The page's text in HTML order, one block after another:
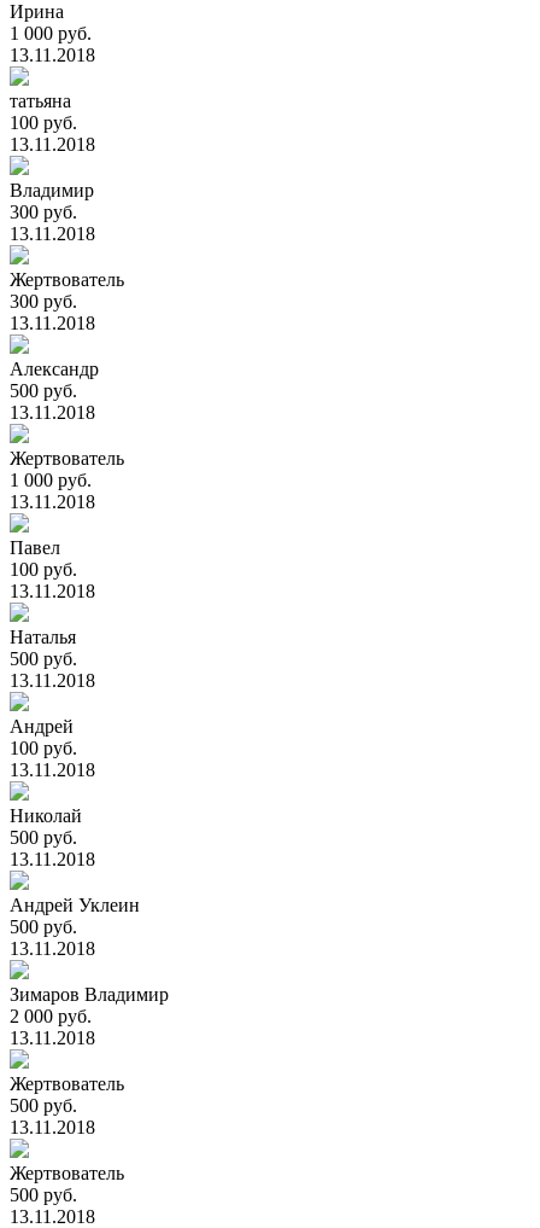
Ирина
1 000 руб.
13.11.2018
татьяна
100 руб.
13.11.2018
Владимир
300 руб.
13.11.2018
Жертвователь
300 руб.
13.11.2018
Александр
500 руб.
13.11.2018
Жертвователь
1 000 руб.
13.11.2018
Павел
100 руб.
13.11.2018
Наталья
500 руб.
13.11.2018
Андрей
100 руб.
13.11.2018
Николай
500 руб.
13.11.2018
Андрей Уклеин
500 руб.
13.11.2018
Зимаров Владимир
2 000 руб.
13.11.2018
Жертвователь
500 руб.
13.11.2018
Жертвователь
500 руб.
13.11.2018